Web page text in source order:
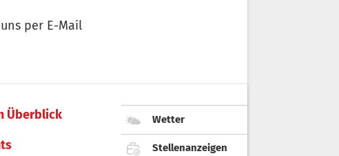
per E-Mail
Überblick Wetter
Stellenanzeigen